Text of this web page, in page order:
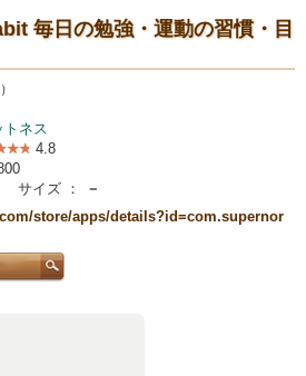
毎日の勉強・運動の習慣・目
トネス
4.8
サイズ ：
－
store/apps/details?id=com.supernor